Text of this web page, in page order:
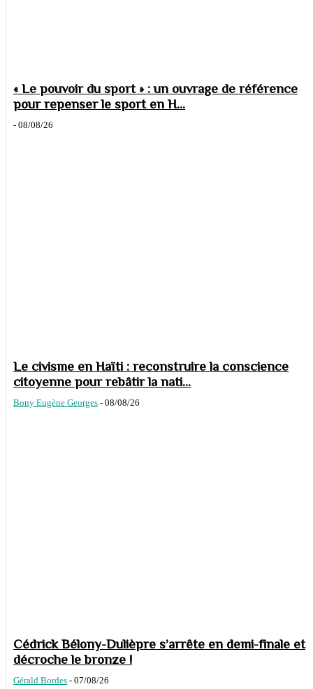
« Le pouvoir du sport » : un ouvrage de référence
pour repenser le sport en H...
- 08/08/26
Le civisme en Haïti : reconstruire la conscience
citoyenne pour rebâtir la nati...
Bony Eugène Georges - 08/08/26
Cédrick Bélony-Dulièpre s’arrête en demi-finale et
décroche le bronze !
Gérald Bordes - 07/08/26